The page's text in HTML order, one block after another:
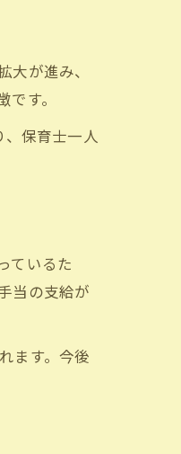
が進み、
す。
保育士一人
ているた
当の支給が
ます。今後